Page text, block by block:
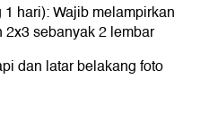
hari): Wajib melampirkan
sebanyak 2 lembar
dan latar belakang foto